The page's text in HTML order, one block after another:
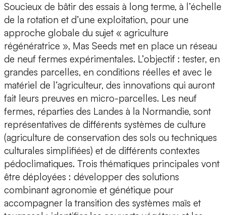
Soucieux de bâtir des essais à long terme, à l’échelle
de la rotation et d’une exploitation, pour une
approche globale du sujet « agriculture
régénératrice », Mas Seeds met en place un réseau
de neuf fermes expérimentales. L’objectif : tester, en
grandes parcelles, en conditions réelles et avec le
matériel de l’agriculteur, des innovations qui auront
fait leurs preuves en micro-parcelles. Les neuf
fermes, réparties des Landes à la Normandie, sont
représentatives de différents systèmes de culture
(agriculture de conservation des sols ou techniques
culturales simplifiées) et de différents contextes
pédoclimatiques. Trois thématiques principales vont
être déployées : développer des solutions
combinant agronomie et génétique pour
accompagner la transition des systèmes maïs et